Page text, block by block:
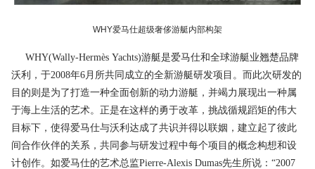
WHY爱马仕超级奢侈游艇内部构架
WHY(Wally-Hermès Yachts)游艇是爱马仕和全球游艇业翘楚品牌
沃利，于2008年6月所共同成立的全新游艇研发项目。而此次研发的
目的则是为了打造一种全面创新的动力游艇，并竭力展现出一种属
于海上生活的艺术。正是在这样的勇于改革，挑战循规蹈矩的伟大
目标下，使得爱马仕与沃利达成了共识并得以联姻，建立起了彼此
间合作伙伴的关系，共同参与研发过程中每个项目的概念构想和设
计创作。如爱马仕的艺术总监Pierre-Alexis Dumas先生所说：“2007